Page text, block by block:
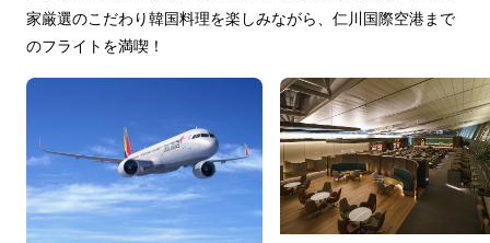
家厳選のこだわり韓国料理を楽しみながら、仁川国際空港まで
のフライトを満喫！